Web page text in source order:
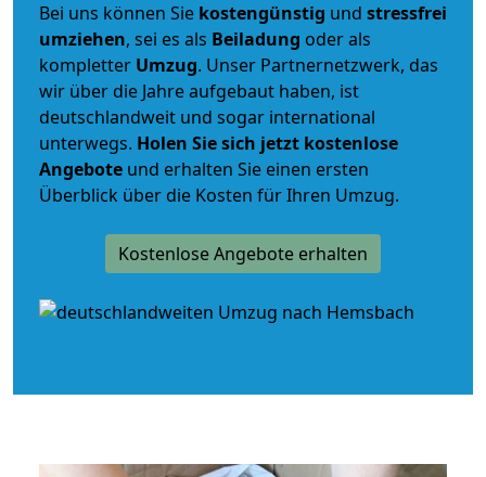
Bei uns können Sie kostengünstig und stressfrei
umziehen, sei es als Beiladung oder als
kompletter Umzug. Unser Partnernetzwerk, das
wir über die Jahre aufgebaut haben, ist
deutschlandweit und sogar international
unterwegs. Holen Sie sich jetzt kostenlose
Angebote und erhalten Sie einen ersten
Überblick über die Kosten für Ihren Umzug.
Kostenlose Angebote erhalten